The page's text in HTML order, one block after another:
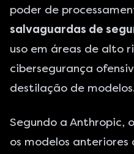
poder de
salvaguardas de
uso em áreas de alto
cibersegurança
destilação de
Segundo a Anthropic,
os modelos anteriores